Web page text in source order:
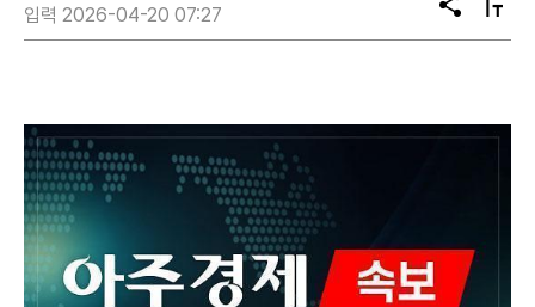
입력 2026-04-20 07:27
공
유
텍
스